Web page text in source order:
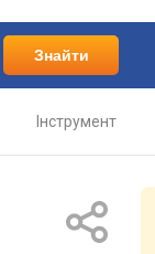
Знайти
Інструмент